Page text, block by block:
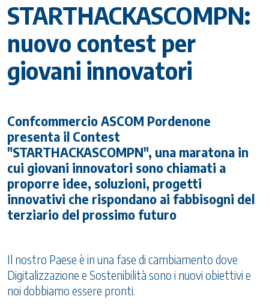
STARTHACKASCOMPN:
nuovo contest per
giovani innovatori
Confcommercio ASCOM Pordenone
presenta il Contest
"STARTHACKASCOMPN", una maratona in
cui giovani innovatori sono chiamati a
proporre idee, soluzioni, progetti
innovativi che rispondano ai fabbisogni del
terziario del prossimo futuro
Il nostro Paese è in una fase di cambiamento dove
Digitalizzazione e Sostenibilità sono i nuovi obiettivi e
noi dobbiamo essere pronti.